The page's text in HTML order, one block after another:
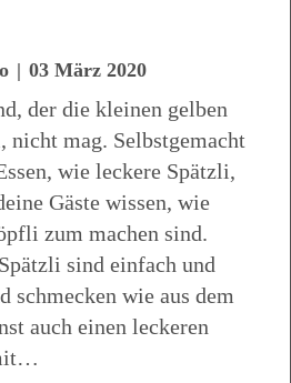
| 03 März 2020
der die kleinen gelben
mag. Selbstgemacht
wie leckere Spätzli,
Gäste wissen, wie
zum machen sind.
sind einfach und
schmecken wie aus dem
auch einen leckeren